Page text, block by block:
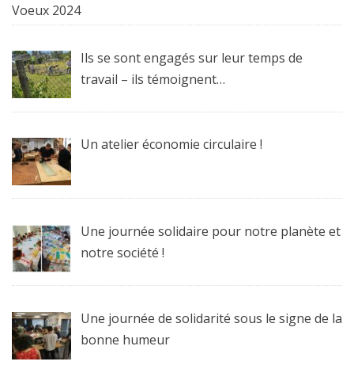
Voeux 2024
Ils se sont engagés sur leur temps de
travail – ils témoignent…
Un atelier économie circulaire !
Une journée solidaire pour notre planète et
notre société !
Une journée de solidarité sous le signe de la
bonne humeur